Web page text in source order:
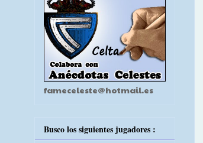
fameceleste@hotmail.es
Busco los siguientes jugadores :